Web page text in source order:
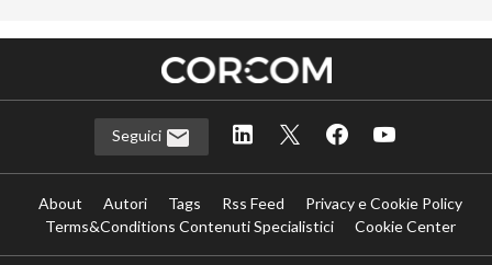
Seguici
About Autori Tags Rss Feed
Privacy e Cookie Policy
Terms&Conditions Contenuti Specialistici
Cookie Center